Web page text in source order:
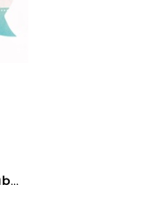
Tabletop decor - Bubble - I had my patience tested - 656200968673